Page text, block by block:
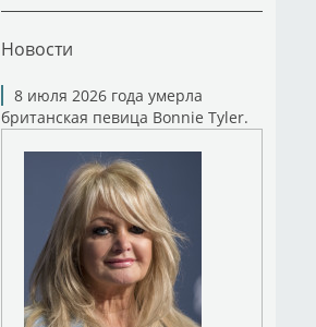
Новости
8 июля 2026 года умерла
британская певица Bonnie Tyler.